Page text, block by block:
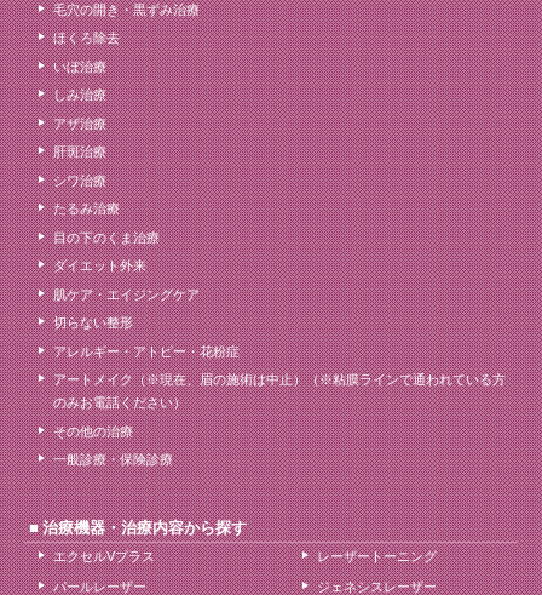
毛穴の開き・黒ずみ治療
ほくろ除去
いぼ治療
しみ治療
アザ治療
肝斑治療
シワ治療
たるみ治療
目の下のくま治療
ダイエット外来
肌ケア・エイジングケア
切らない整形
アレルギー・アトピー・花粉症
アートメイク（※現在、眉の施術は中止）（※粘膜ラインで通われている方
のみお電話ください）
その他の治療
一般診療・保険診療
治療機器・治療内容から探す
エクセルVプラス レーザートーニング
パールレーザー ジェネシスレーザー